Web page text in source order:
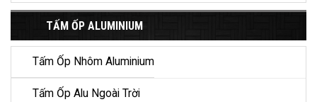
TẤM ỐP ALUMINIUM
Tấm Ốp Nhôm Aluminium
Tấm Ốp Alu Ngoài Trời